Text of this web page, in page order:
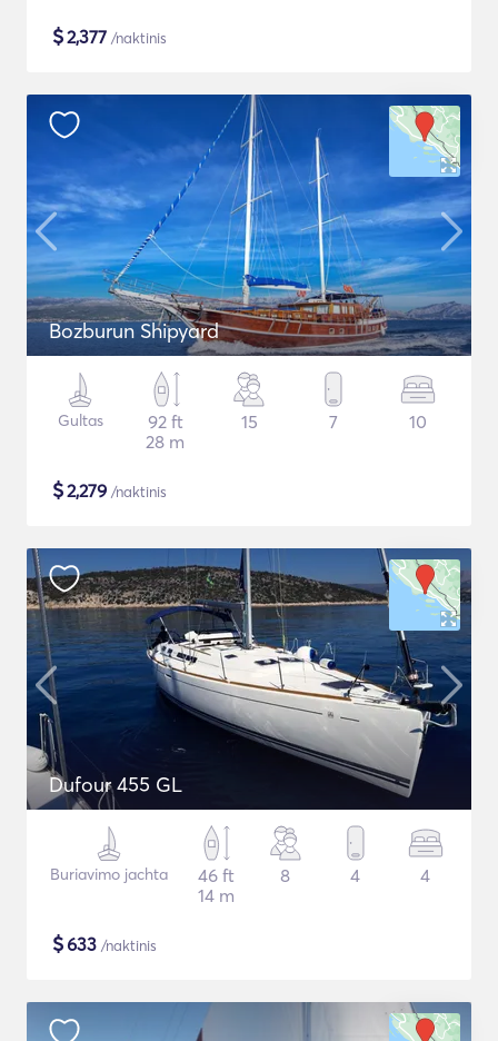
$2,377 /naktinis
Bozburun Shipyard
Gultas
92 ft
28 m
15 7 10
$2,279 /naktinis
Dufour 455 GL
Buriavimo jachta
46 ft
14 m
8 4 4
$633 /naktinis